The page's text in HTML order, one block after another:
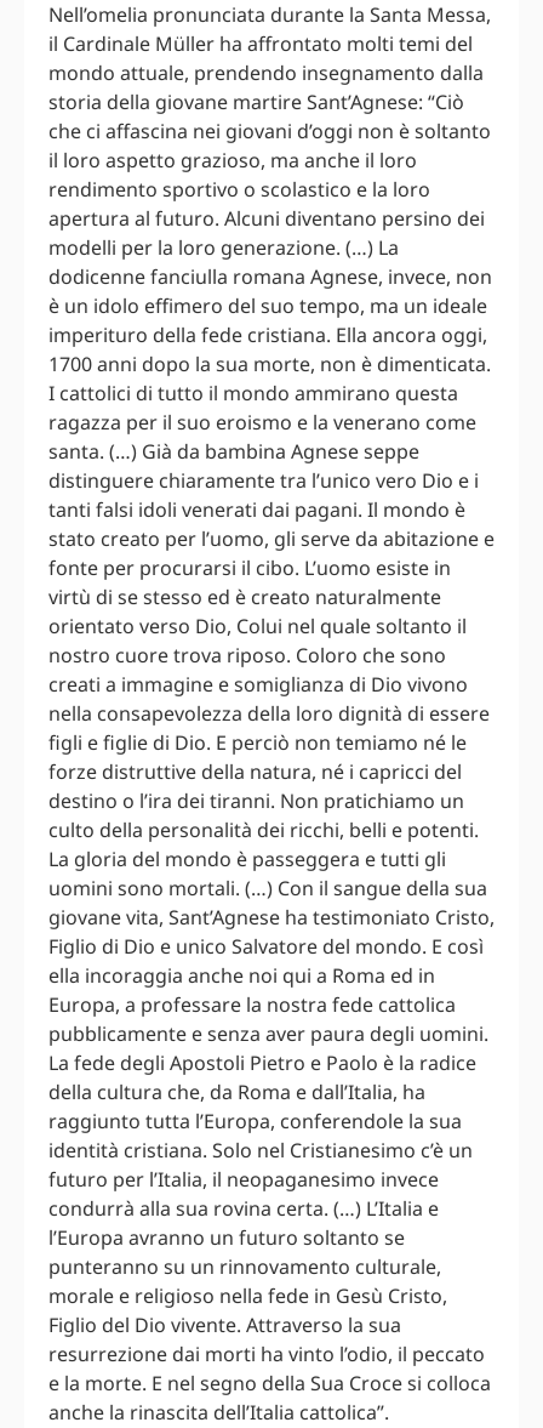
Nell’omelia pronunciata durante la Santa Messa,
il Cardinale Müller ha affrontato molti temi del
mondo attuale, prendendo insegnamento dalla
storia della giovane martire Sant’Agnese: “Ciò
che ci affascina nei giovani d’oggi non è soltanto
il loro aspetto grazioso, ma anche il loro
rendimento sportivo o scolastico e la loro
apertura al futuro. Alcuni diventano persino dei
modelli per la loro generazione. (…) La
dodicenne fanciulla romana Agnese, invece, non
è un idolo effimero del suo tempo, ma un ideale
imperituro della fede cristiana. Ella ancora oggi,
1700 anni dopo la sua morte, non è dimenticata.
I cattolici di tutto il mondo ammirano questa
ragazza per il suo eroismo e la venerano come
santa. (…) Già da bambina Agnese seppe
distinguere chiaramente tra l’unico vero Dio e i
tanti falsi idoli venerati dai pagani. Il mondo è
stato creato per l’uomo, gli serve da abitazione e
fonte per procurarsi il cibo. L’uomo esiste in
virtù di se stesso ed è creato naturalmente
orientato verso Dio, Colui nel quale soltanto il
nostro cuore trova riposo. Coloro che sono
creati a immagine e somiglianza di Dio vivono
nella consapevolezza della loro dignità di essere
figli e figlie di Dio. E perciò non temiamo né le
forze distruttive della natura, né i capricci del
destino o l’ira dei tiranni. Non pratichiamo un
culto della personalità dei ricchi, belli e potenti.
La gloria del mondo è passeggera e tutti gli
uomini sono mortali. (…) Con il sangue della sua
giovane vita, Sant’Agnese ha testimoniato Cristo,
Figlio di Dio e unico Salvatore del mondo. E così
ella incoraggia anche noi qui a Roma ed in
Europa, a professare la nostra fede cattolica
pubblicamente e senza aver paura degli uomini.
La fede degli Apostoli Pietro e Paolo è la radice
della cultura che, da Roma e dall’Italia, ha
raggiunto tutta l’Europa, conferendole la sua
identità cristiana. Solo nel Cristianesimo c’è un
futuro per l’Italia, il neopaganesimo invece
condurrà alla sua rovina certa. (…) L’Italia e
l’Europa avranno un futuro soltanto se
punteranno su un rinnovamento culturale,
morale e religioso nella fede in Gesù Cristo,
Figlio del Dio vivente. Attraverso la sua
resurrezione dai morti ha vinto l’odio, il peccato
e la morte. E nel segno della Sua Croce si colloca
anche la rinascita dell’Italia cattolica”.